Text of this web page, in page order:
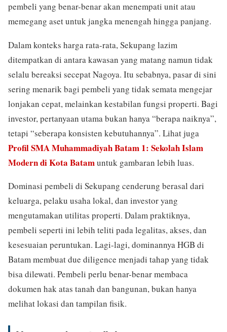
pembeli yang benar-benar akan menempati unit atau
memegang aset untuk jangka menengah hingga panjang.
Dalam konteks harga rata-rata, Sekupang lazim
ditempatkan di antara kawasan yang matang namun tidak
selalu bereaksi secepat Nagoya. Itu sebabnya, pasar di sini
sering menarik bagi pembeli yang tidak semata mengejar
lonjakan cepat, melainkan kestabilan fungsi properti. Bagi
investor, pertanyaan utama bukan hanya “berapa naiknya”,
tetapi “seberapa konsisten kebutuhannya”. Lihat juga
Profil SMA Muhammadiyah Batam 1: Sekolah Islam
Modern di Kota Batamuntuk gambaran lebih luas.
Dominasi pembeli di Sekupang cenderung berasal dari
keluarga, pelaku usaha lokal, dan investor yang
mengutamakan utilitas properti. Dalam praktiknya,
pembeli seperti ini lebih teliti pada legalitas, akses, dan
kesesuaian peruntukan. Lagi-lagi, dominannya HGB di
Batam membuat due diligence menjadi tahap yang tidak
bisa dilewati. Pembeli perlu benar-benar membaca
dokumen hak atas tanah dan bangunan, bukan hanya
melihat lokasi dan tampilan fisik.